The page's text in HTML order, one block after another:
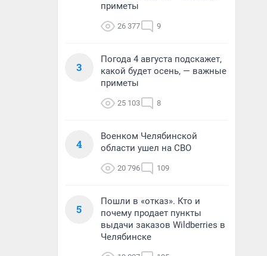
приметы
26 377 9
3
Погода 4 августа подскажет,
какой будет осень, — важные
приметы
25 103 8
4
Военком Челябинской
области ушел на СВО
20 796 109
5
Пошли в «отказ». Кто и
почему продает пункты
выдачи заказов Wildberries в
Челябинске